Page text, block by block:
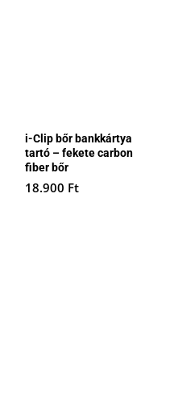
i-Clip bőr bankkártya
tartó – fekete carbon
fiber bőr
18.900 Ft